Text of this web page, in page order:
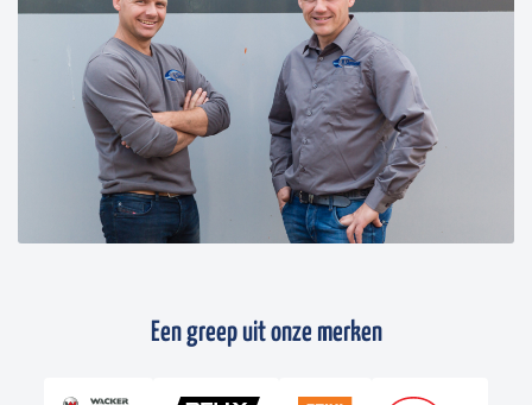
Een greep uit onze merken